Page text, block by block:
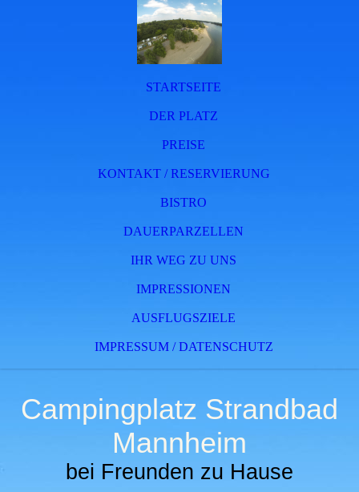
STARTSEITE
DER PLATZ
PREISE
KONTAKT / RESERVIERUNG
BISTRO
DAUERPARZELLEN
IHR WEG ZU UNS
IMPRESSIONEN
AUSFLUGSZIELE
IMPRESSUM / DATENSCHUTZ
Campingplatz Strandbad
Mannheim
bei Freunden zu Hause